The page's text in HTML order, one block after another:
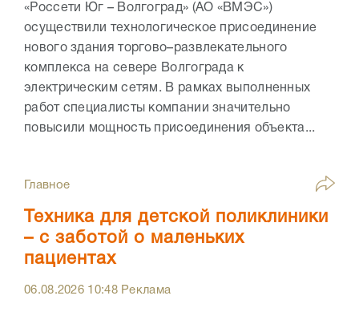
«Россети Юг – Волгоград» (АО «ВМЭС»)
осуществили технологическое присоединение
нового здания торгово–развлекательного
комплекса на севере Волгограда к
электрическим сетям. В рамках выполненных
работ специалисты компании значительно
повысили мощность присоединения объекта...
Главное
Техника для детской поликлиники
– с заботой о маленьких
пациентах
06.08.2026 10:48Реклама